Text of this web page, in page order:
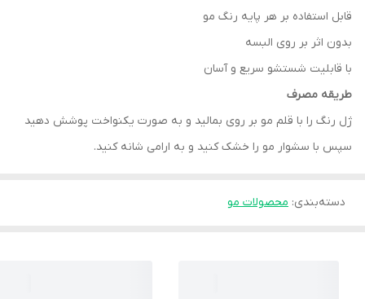
قابل استفاده بر هر پایه رنگ مو
بدون اثر بر روی البسه
با قابلیت شستشو سریع و آسان
طریقه مصرف
ژل رنگ را با قلم مو بر روی بمالید و به صورت یکنواخت پوشش دهید
سپس با سشوار مو را خشک کنید و به ارامی شانه کنید.
دسته‌بندی: محصولات مو